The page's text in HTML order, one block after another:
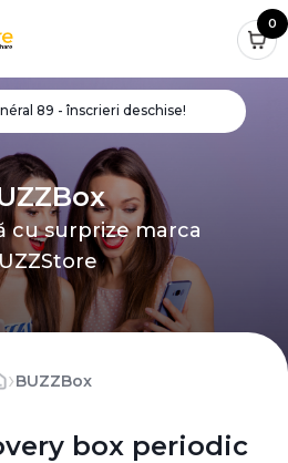
0
89 - înscrieri deschise!
cu surprize marca
›BUZZBox
box periodic